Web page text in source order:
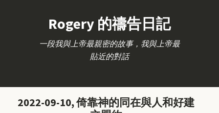
Rogery 的禱告日記
一段我與上帝最親密的故事，我與上帝最
貼近的對話
2022-09-10, 倚靠神的同在與人和好建